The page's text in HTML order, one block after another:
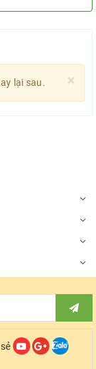
×
lại sau.